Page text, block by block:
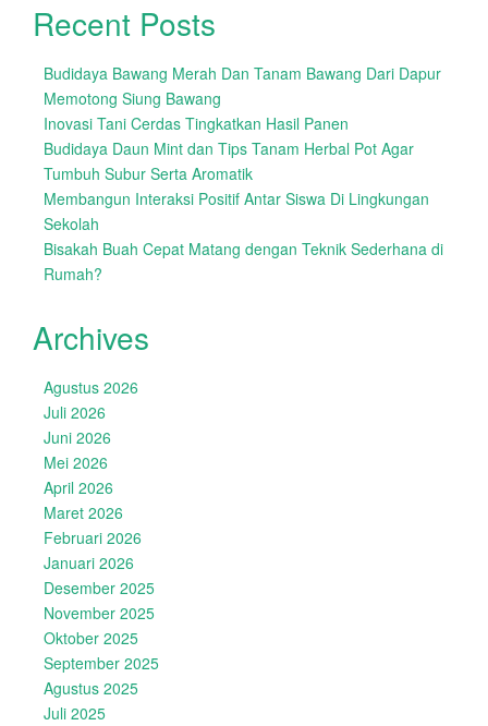
Recent Posts
Budidaya Bawang Merah Dan Tanam Bawang Dari Dapur
Memotong Siung Bawang
Inovasi Tani Cerdas Tingkatkan Hasil Panen
Budidaya Daun Mint dan Tips Tanam Herbal Pot Agar
Tumbuh Subur Serta Aromatik
Membangun Interaksi Positif Antar Siswa Di Lingkungan
Sekolah
Bisakah Buah Cepat Matang dengan Teknik Sederhana di
Rumah?
Archives
Agustus 2026
Juli 2026
Juni 2026
Mei 2026
April 2026
Maret 2026
Februari 2026
Januari 2026
Desember 2025
November 2025
Oktober 2025
September 2025
Agustus 2025
Juli 2025